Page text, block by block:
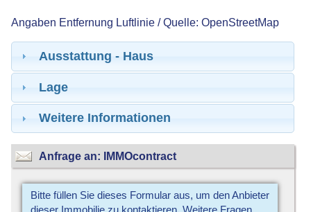
Angaben Entfernung Luftlinie / Quelle: OpenStreetMap
Ausstattung - Haus
Lage
Weitere Informationen
Anfrage an: IMMOcontract
Bitte füllen Sie dieses Formular aus, um den Anbieter